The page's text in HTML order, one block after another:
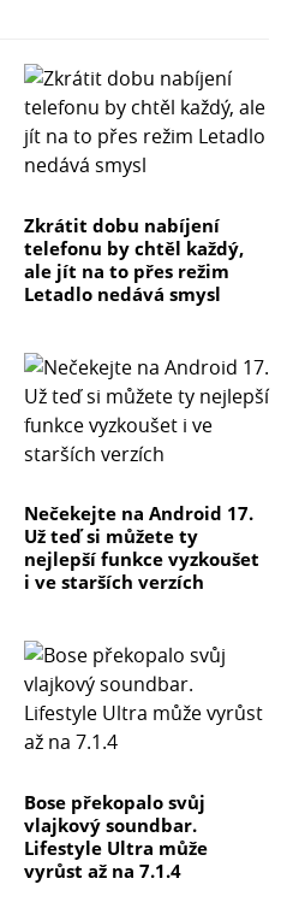
Zkrátit dobu nabíjení
telefonu by chtěl každý,
ale jít na to přes režim
Letadlo nedává smysl
Nečekejte na Android 17.
Už teď si můžete ty
nejlepší funkce vyzkoušet
i ve starších verzích
Bose překopalo svůj
vlajkový soundbar.
Lifestyle Ultra může
vyrůst až na 7.1.4